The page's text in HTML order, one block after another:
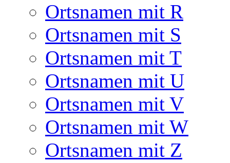
Ortsnamen mit R
Ortsnamen mit S
Ortsnamen mit T
Ortsnamen mit U
Ortsnamen mit V
Ortsnamen mit W
Ortsnamen mit Z